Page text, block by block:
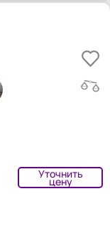
Уточнить
цену